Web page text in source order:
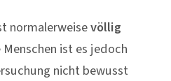
normalerweisevöllig
Menschen ist es jedoch
nicht bewusst